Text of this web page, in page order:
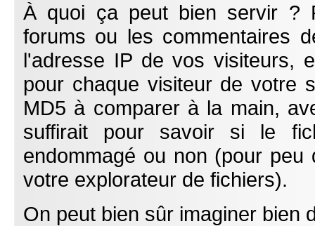
À quoi ça peut bien servir ?
forums ou les commentaires
l'adresse IP de vos visiteurs,
pour chaque visiteur de votre
MD5 à comparer à la main,
suffirait pour savoir si le
endommagé ou non (pour
votre explorateur de fichiers).
On peut bien sûr imaginer bien